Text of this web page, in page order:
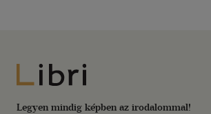
Libri
Legyen mindig képben az irodalommal!